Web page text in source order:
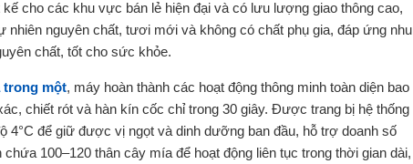
cho các khu vực bán lẻ hiện đại và có lưu lượng giao thông cao,
nguyên chất, tươi mới và không có chất phụ gia, đáp ứng nhu
chất, tốt cho sức khỏe.
trong một, máy hoàn thành các hoạt động thông minh toàn diện bao
chiết rót và hàn kín cốc chỉ trong 30 giây. Được trang bị hệ thống
để giữ được vị ngọt và dinh dưỡng ban đầu, hỗ trợ doanh số
100–120 thân cây mía để hoạt động liên tục trong thời gian dài,